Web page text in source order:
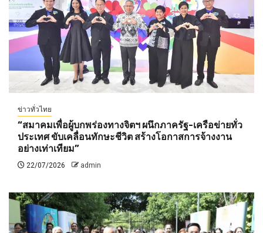
ข่าวทั่วไทย
“สมาคมเพื่อผู้บกพร่องทางจิตฯ ผนึกภาครัฐ-เครือข่ายทั่ว
ประเทศ ขับเคลื่อนทักษะชีวิต สร้างโอกาสการจ้างงาน
อย่างเท่าเทียม”
22/07/2026 admin